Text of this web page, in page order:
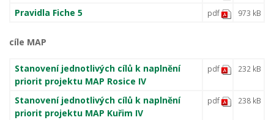
Pravidla Fiche 5 pdf 973 kB
cíle MAP
Stanovení jednotlivých cílů k naplnění
priorit projektu MAP Rosice IV
pdf 232 kB
Stanovení jednotlivých cílů k naplnění
priorit projektu MAP Kuřim IV
pdf 238 kB